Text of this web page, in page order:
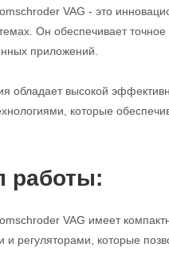
VAG - это
Он обеспечивает
приложений.
обладает высокой
которые
работы:
VAG имеет
которые